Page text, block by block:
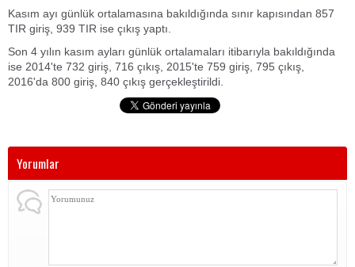
Kasım ayı günlük ortalamasına bakıldığında sınır kapısından 857
TIR giriş, 939 TIR ise çıkış yaptı.
Son 4 yılın kasım ayları günlük ortalamaları itibarıyla bakıldığında
ise 2014'te 732 giriş, 716 çıkış, 2015'te 759 giriş, 795 çıkış,
2016'da 800 giriş, 840 çıkış gerçekleştirildi.
Yorumlar